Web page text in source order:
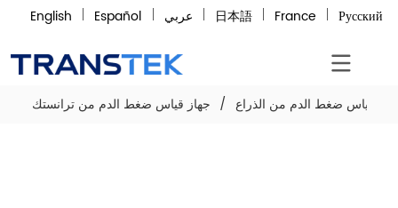
English Español عربي 日本語 France Русский
قياس ضغط الدم من الذراع /